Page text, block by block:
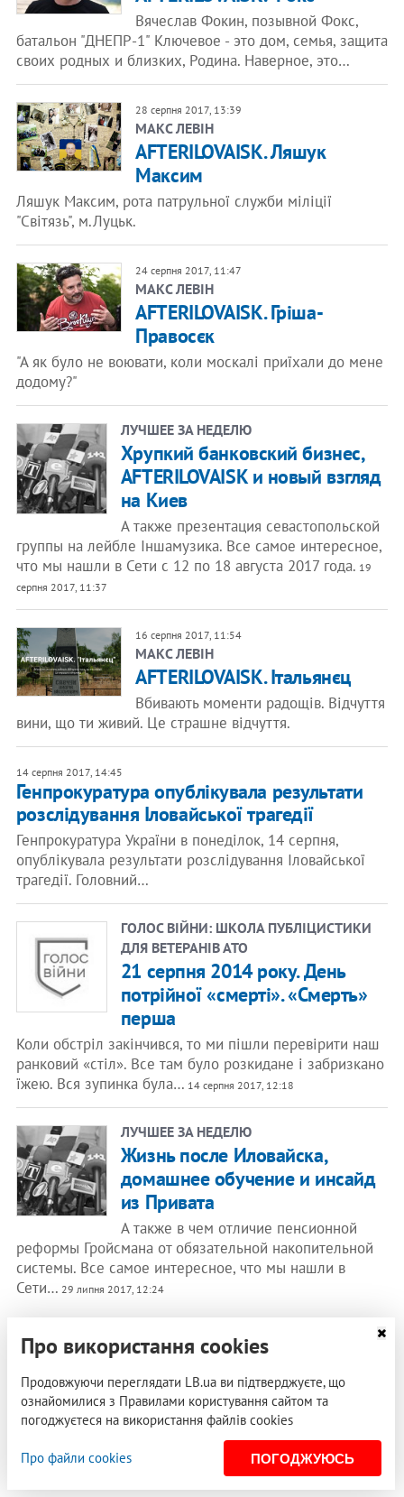
Вячеслав Фокин, позывной Фокс,
батальон "ДНЕПР-1" Ключевое - это дом, семья, защита
своих родных и близких, Родина. Наверное, это…
28 серпня 2017, 13:39
​МАКС ЛЕВІН
AFTERILOVAISK. Ляшук
Максим
Ляшук Максим, рота патрульної служби міліції
"Світязь", м.Луцьк.
24 серпня 2017, 11:47
​МАКС ЛЕВІН
AFTERILOVAISK. Гріша-
Правосєк
"А як було не воювати, коли москалі приїхали до мене
додому?"
ЛУЧШЕЕ ЗА НЕДЕЛЮ
Хрупкий банковский бизнес,
AFTERILOVAISK и новый взгляд
на Киев
А также презентация севастопольской
группы на лейбле Іншамузика. Все самое интересное,
что мы нашли в Сети с 12 по 18 августа 2017 года. 19
серпня 2017, 11:37
16 серпня 2017, 11:54
​МАКС ЛЕВІН
AFTERILOVAISK. Італьянєц
Вбивають моменти радощів. Відчуття
вини, що ти живий. Це страшне відчуття.
14 серпня 2017, 14:45
Генпрокуратура опублікувала результати
розслідування Іловайської трагедії
Генпрокуратура України в понеділок, 14 серпня,
опублікувала результати розслідування Іловайської
трагедії. Головний…
ГОЛОС ВІЙНИ: ШКОЛА ПУБЛІЦИСТИКИ
ДЛЯ ВЕТЕРАНІВ АТО
21 серпня 2014 року. День
потрійної «смерті». «Смерть»
перша
Коли обстріл закінчився, то ми пішли перевірити наш
ранковий «стіл». Все там було розкидане і забризкано
їжею. Вся зупинка була… 14 серпня 2017, 12:18
ЛУЧШЕЕ ЗА НЕДЕЛЮ
Жизнь после Иловайска,
домашнее обучение и инсайд
из Привата
А также в чем отличие пенсионной
реформы Гройсмана от обязательной накопительной
системы. Все самое интересное, что мы нашли в
Сети… 29 липня 2017, 12:24
Про використання cookies
Продовжуючи переглядати LB.ua ви підтверджуєте, що
ознайомилися з Правилами користування сайтом та
погоджуєтеся на використання файлів cookies
Про файли cookies ПОГОДЖУЮСЬ